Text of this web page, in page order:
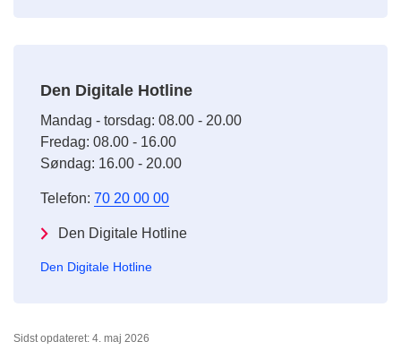
Den Digitale Hotline
Mandag - torsdag: 08.00 - 20.00
Fredag: 08.00 - 16.00
Søndag: 16.00 - 20.00
Telefon: 70 20 00 00
Den Digitale Hotline
Den Digitale Hotline
Sidst opdateret: 4. maj 2026